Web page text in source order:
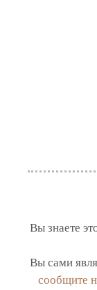
Вы знаете
Вы сами
сообщите